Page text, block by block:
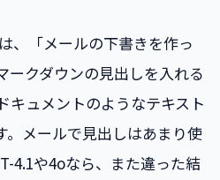
、「メールの下書きを作っ
ークダウンの見出しを入れる
キュメントのようなテキスト
。メールで見出しはあまり使
4.1や4oなら、また違った結